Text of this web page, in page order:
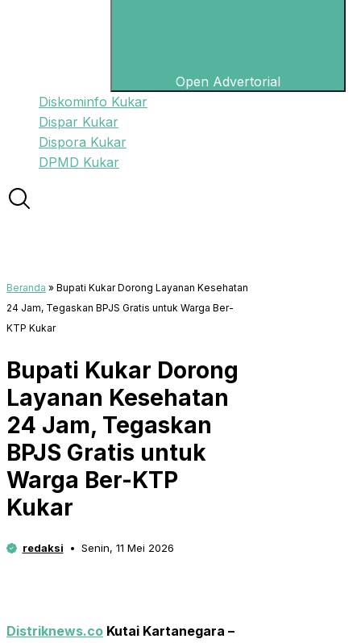
Open Advertorial
Diskominfo Kukar
Dispar Kukar
Dispora Kukar
DPMD Kukar
Beranda » Bupati Kukar Dorong Layanan Kesehatan
24 Jam, Tegaskan BPJS Gratis untuk Warga Ber-
KTP Kukar
Bupati Kukar Dorong
Layanan Kesehatan
24 Jam, Tegaskan
BPJS Gratis untuk
Warga Ber-KTP
Kukar
redaksi Senin, 11 Mei 2026
Distriknews.co Kutai Kartanegara –